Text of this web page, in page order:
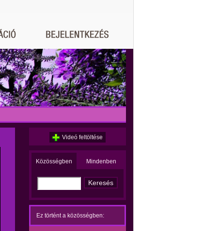
Videó feltöltése
Közösségben Mindenben
Ez történt a közösségben: